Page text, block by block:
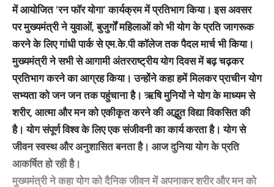
में आयोजित ’रन फॉर योगा’ कार्यक्रम में प्रतिभाग किया। इस अवसर
पर मुख्यमंत्री ने युवाओं, बुजुर्गों महिलाओं को भी योग के प्रति जागरूक
करने के लिए गांधी पार्क से एम.के.पी कॉलेज तक पैदल मार्च भी किया।
मुख्यमंत्री ने सभी से आगामी अंतरराष्ट्रीय योग दिवस में बढ़ चढ़कर
प्रतिभाग करने का आग्रह किया। उन्होंने कहा हमें मिलकर प्राचीन योग
सभ्यता को जन जन तक पहुंचाना है। ऋषि मुनियों ने योग के माध्यम से
शरीर, आत्मा और मन को एकीकृत करने की अद्भुत विद्या विकसित की
है। योग संपूर्ण विश्व के लिए एक संजीवनी का कार्य करता है। योग से
जीवन स्वस्थ और अनुशासित बनता है। आज दुनिया योग के प्रति
आकर्षित हो रही है।
मुख्यमंत्री ने कहा योग को दैनिक जीवन में अपनाकर शरीर और मन को